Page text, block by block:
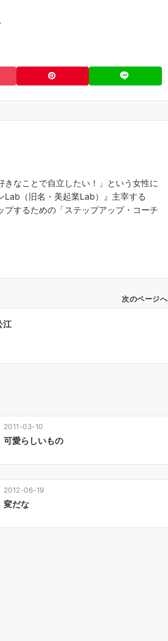
なことで自立したい！」という女性に
Lab（旧名・美起業Lab）』主宰する
するための「ステップアップ・コーチ
次のページへ
江
2011-03-10
可愛らしいもの
2012-06-19
変だな